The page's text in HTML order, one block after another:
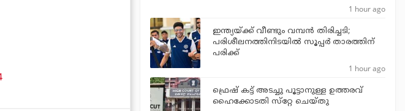
1 hour ago
ഇന്ത്യയ്ക്ക് വീണ്ടും വമ്പന്‍ തിരിച്ചടി;
പരിശീലനത്തിനിടയില്‍ സൂപ്പര്‍ താരത്തിന്
പരിക്ക്
1 hour ago
ഫ്രെഷ് കട്ട് അടച്ചു പൂട്ടാനുള്ള ഉത്തരവ്
ഹൈക്കോടതി സ്‌റ്റേ ചെയ്തു